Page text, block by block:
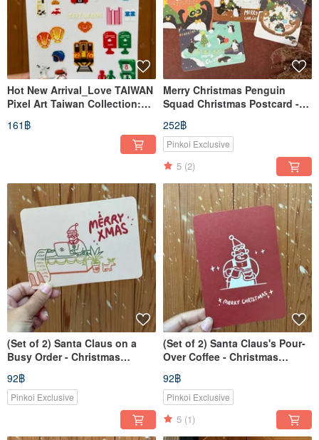
Hot New Arrival_Love TAIWAN
Pixel Art Taiwan Collection:
161฿
Merry Christmas Penguin
Squad Christmas Postcard -
Christmas Card New Year Gift
252฿
Pinkoi Exclusive
5 (2)
(Set of 2) Santa Claus on a
Busy Order - Christmas
92฿
Pinkoi Exclusive
(Set of 2) Santa Claus's Pour-
Over Coffee - Christmas
92฿
Pinkoi Exclusive
5 (1)